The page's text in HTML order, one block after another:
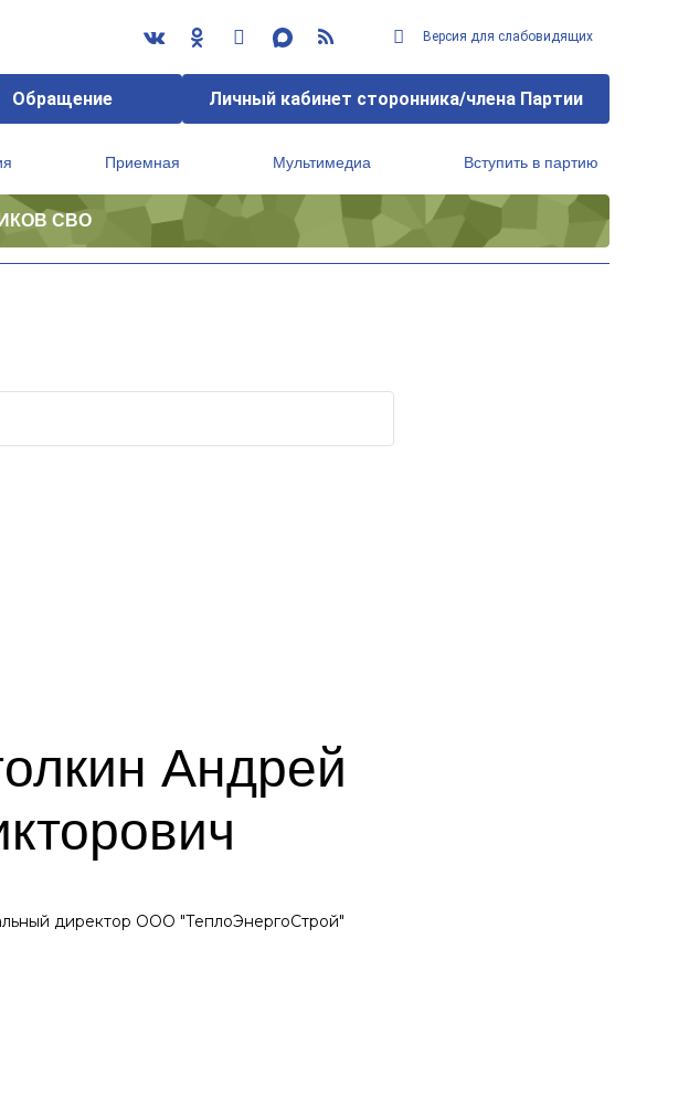
Версия для слабовидящих
Обращение Личный кабинет сторонника/члена Партии
Приемная Мультимедиа Вступить в партию
СВО
Андрей
директор ООО "ТеплоЭнергоСтрой"